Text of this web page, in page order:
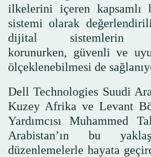
ilkelerini içeren kapsamlı
sistemi olarak
dijital sistemlerin
korunurken, güvenli ve
ölçeklenebilmesi de
Dell Technologies Suudi
Kuzey Afrika ve Levant
Yardımcısı Muhammed
Arabistan’ın bu
düzenlemelerle hayata